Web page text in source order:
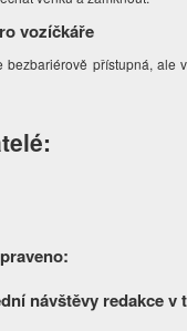
vozíčkáře
bezbariérově přístupná, ale
návštěvy redakce v